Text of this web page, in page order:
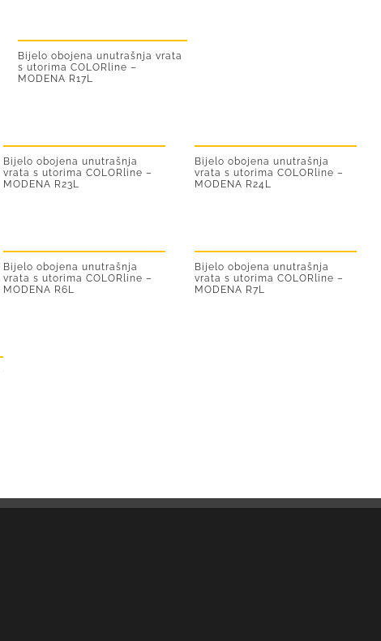
Bijelo obojena unutrašnja vrata
s utorima COLORline –
MODENA R17L
Bijelo obojena unutrašnja
vrata s utorima COLORline –
MODENA R23L
Bijelo obojena unutrašnja
vrata s utorima COLORline –
MODENA R24L
Bijelo obojena unutrašnja
vrata s utorima COLORline –
MODENA R6L
Bijelo obojena unutrašnja
vrata s utorima COLORline –
MODENA R7L